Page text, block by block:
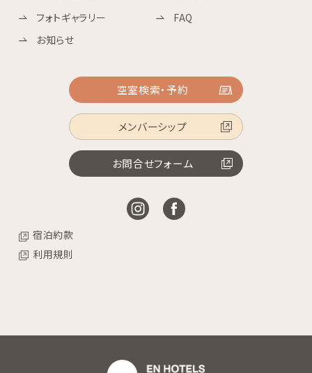
フォトギャラリー
FAQ
お知らせ
空室検索・予約
メンバーシップ
お問合せフォーム
宿泊約款
利用規則